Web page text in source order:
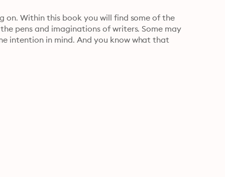
on. Within this book you will find some of the
pens and imaginations of writers. Some may
intention in mind. And you know what that